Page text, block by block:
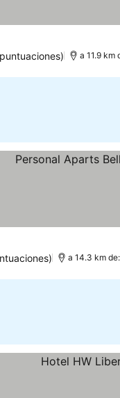
a 11.9 km
a 14.3 km